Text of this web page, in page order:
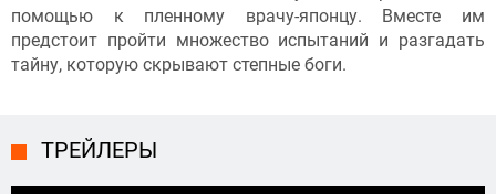
помощью к пленному врачу-японцу. Вместе им
предстоит пройти множество испытаний и разгадать
тайну, которую скрывают степные боги.
ТРЕЙЛЕРЫ